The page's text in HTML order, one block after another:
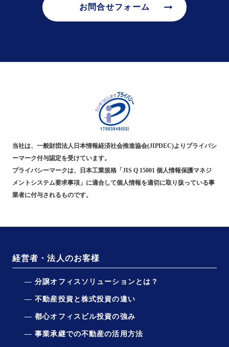
お問合せフォーム arrow_right_alt
当社は、一般財団法人日本情報経済社会推進協会(JIPDEC)よりプライバシ
ーマーク付与認定を受けています。
プライバシーマークは、日本工業規格「JIS Q 15001 個人情報保護マネジ
メントシステム要求事項」に適合して個人情報を適切に取り扱っている事
業者に付与されるものです。
経営者・法人のお客様
分譲オフィスソリューションとは？
不動産投資と株式投資の違い
都心オフィスビル投資の強み
事業承継での不動産の活用方法